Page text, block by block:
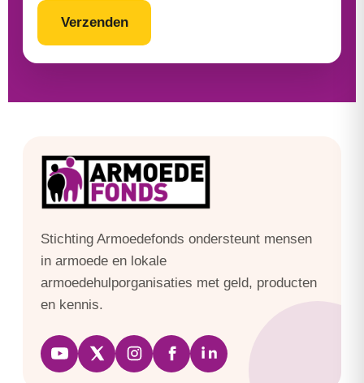
Stichting Armoedefonds ondersteunt mensen
in armoede en lokale
armoedehulporganisaties met geld, producten
en kennis.